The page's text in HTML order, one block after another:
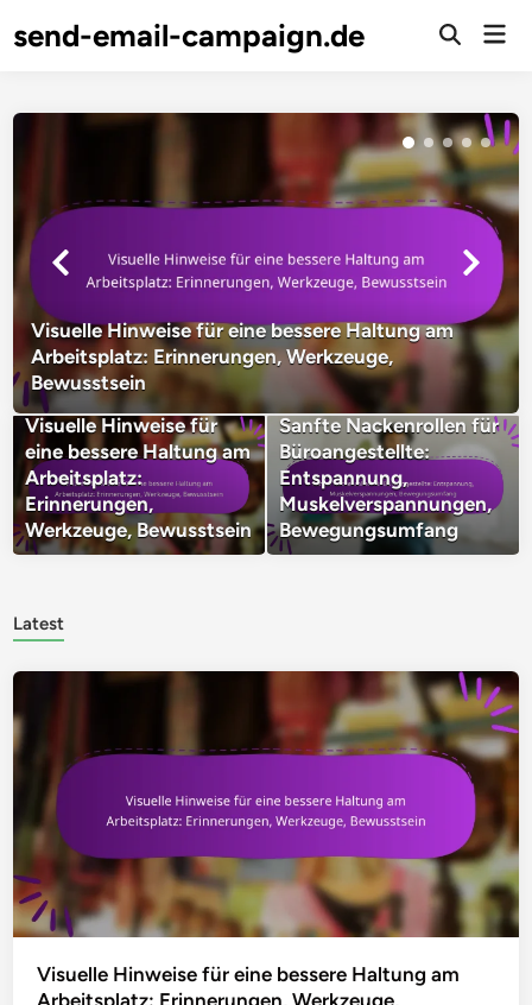
tosend-email-campaign.de
Open
Visuelle Hinweise für eine bessere Haltung am
Arbeitsplatz: Erinnerungen, Werkzeuge,
Bewusstsein
Visuelle Hinweise für
eine bessere Haltung am
Arbeitsplatz:
Erinnerungen,
Werkzeuge, Bewusstsein
Sanfte Nackenrollen für
Büroangestellte:
Entspannung,
Muskelverspannungen,
Bewegungsumfang
Latest
Visuelle Hinweise für eine bessere Haltung am
Arbeitsplatz: Erinnerungen, Werkzeuge,